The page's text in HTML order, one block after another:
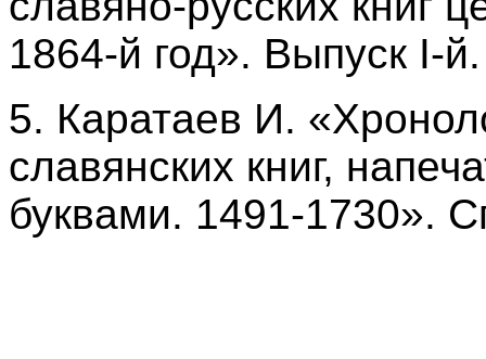
1864-й год». Выпуск I-
5. Каратаев И.
славянских книг,
буквами. 1491-1730».